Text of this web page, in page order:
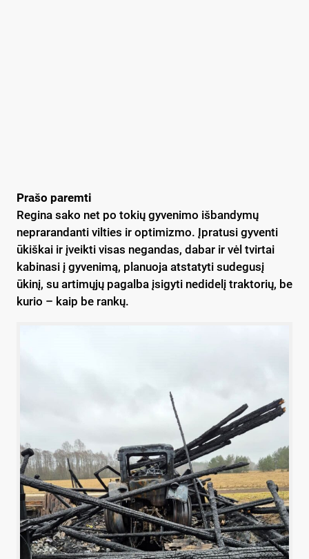
Prašo paremti
Regina sako net po tokių gyvenimo išbandymų
neprarandanti vilties ir optimizmo. Įpratusi gyventi
ūkiškai ir įveikti visas negandas, dabar ir vėl tvirtai
kabinasi į gyvenimą, planuoja atstatyti sudegusį
ūkinį, su artimųjų pagalba įsigyti nedidelį traktorių, be
kurio – kaip be rankų.